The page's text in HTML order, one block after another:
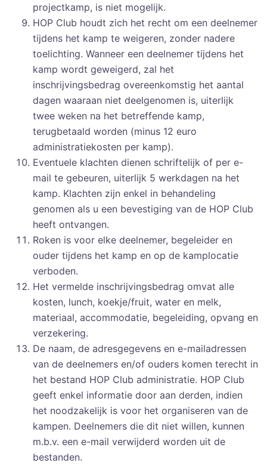
projectkamp, is niet mogelijk.
HOP Club houdt zich het recht om een deelnemer
tijdens het kamp te weigeren, zonder nadere
toelichting. Wanneer een deelnemer tijdens het
kamp wordt geweigerd, zal het
inschrijvingsbedrag overeenkomstig het aantal
dagen waaraan niet deelgenomen is, uiterlijk
twee weken na het betreffende kamp,
terugbetaald worden (minus 12 euro
administratiekosten per kamp).
Eventuele klachten dienen schriftelijk of per e-
mail te gebeuren, uiterlijk 5 werkdagen na het
kamp. Klachten zijn enkel in behandeling
genomen als u een bevestiging van de HOP Club
heeft ontvangen.
Roken is voor elke deelnemer, begeleider en
ouder tijdens het kamp en op de kamplocatie
verboden.
Het vermelde inschrijvingsbedrag omvat alle
kosten, lunch, koekje/fruit, water en melk,
materiaal, accommodatie, begeleiding, opvang en
verzekering.
De naam, de adresgegevens en e-mailadressen
van de deelnemers en/of ouders komen terecht in
het bestand HOP Club administratie. HOP Club
geeft enkel informatie door aan derden, indien
het noodzakelijk is voor het organiseren van de
kampen. Deelnemers die dit niet willen, kunnen
m.b.v. een e-mail verwijderd worden uit de
bestanden.